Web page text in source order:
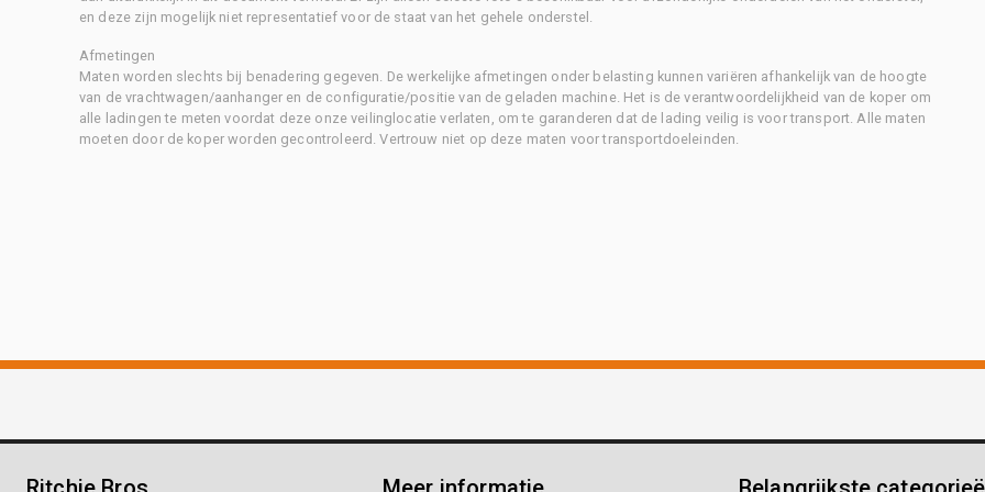
en deze zijn mogelijk niet representatief voor de staat van het gehele onderstel.
Afmetingen
Maten worden slechts bij benadering gegeven. De werkelijke afmetingen onder belasting kunnen variëren afhankelijk van de hoogte
van de vrachtwagen/aanhanger en de configuratie/positie van de geladen machine. Het is de verantwoordelijkheid van de koper om
alle ladingen te meten voordat deze onze veilinglocatie verlaten, om te garanderen dat de lading veilig is voor transport. Alle maten
moeten door de koper worden gecontroleerd. Vertrouw niet op deze maten voor transportdoeleinden.